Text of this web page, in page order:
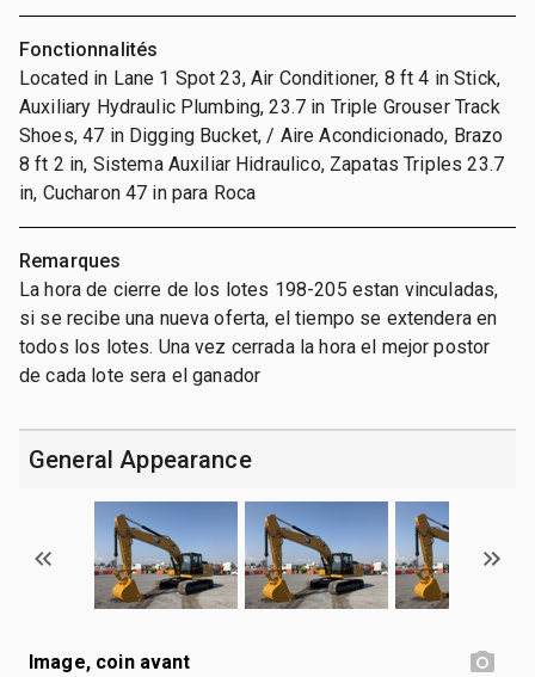
Fonctionnalités
Located in Lane 1 Spot 23, Air Conditioner, 8 ft 4 in Stick,
Auxiliary Hydraulic Plumbing, 23.7 in Triple Grouser Track
Shoes, 47 in Digging Bucket, / Aire Acondicionado, Brazo
8 ft 2 in, Sistema Auxiliar Hidraulico, Zapatas Triples 23.7
in, Cucharon 47 in para Roca
Remarques
La hora de cierre de los lotes 198-205 estan vinculadas,
si se recibe una nueva oferta, el tiempo se extendera en
todos los lotes. Una vez cerrada la hora el mejor postor
de cada lote sera el ganador
General Appearance
Image, coin avant